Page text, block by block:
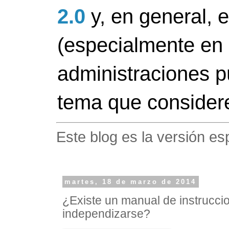
2.0 y, en general,
(especialmente
administraciones
tema que
Este blog es la versión
martes, 18 de marzo de 2014
¿Existe un manual de
independizarse?